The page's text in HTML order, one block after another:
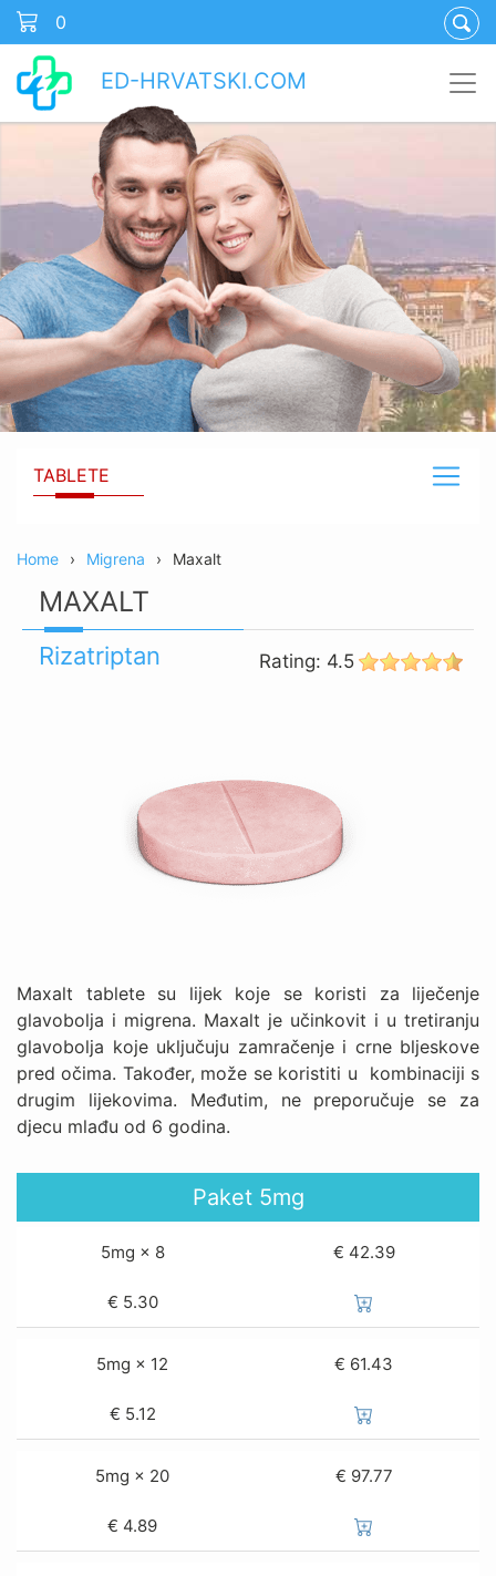
0
ED-HRVATSKI.COM
TABLETE
Home Migrena Maxalt
MAXALT
Rizatriptan
Maxalt tablete su lijek koje se koristi za liječenje
glavobolja i migrena. Maxalt je učinkovit i u tretiranju
glavobolja koje uključuju zamračenje i crne bljeskove
pred očima. Također, može se koristiti u kombinaciji s
drugim lijekovima. Međutim, ne preporučuje se za
djecu mlađu od 6 godina.
Rating: 4.5
Paket5mg
5mg × 8 € 42.39
€ 5.30
5mg × 12 € 61.43
€ 5.12
5mg × 20 € 97.77
€ 4.89